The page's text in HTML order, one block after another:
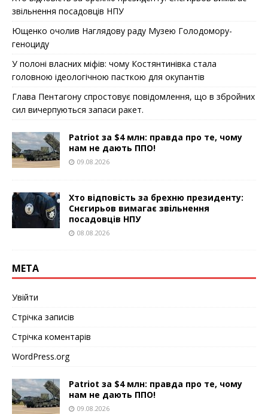
звільнення посадовців НПУ
Ющенко очолив Наглядову раду Музею Голодомору-
геноциду
У полоні власних міфів: чому Костянтинівка стала
головною ідеологічною пасткою для окупантів
Глава Пентагону спростовує повідомлення, що в збройних
сил вичерпуються запаси ракет.
Patriot за $4 млн: правда про те, чому
нам не дають ППО!
09.08.2026
Хто відповість за брехню президенту:
Снєгирьов вимагає звільнення
посадовців НПУ
08.08.2026
МЕТА
Увійти
Стрічка записів
Стрічка коментарів
WordPress.org
Patriot за $4 млн: правда про те, чому
нам не дають ППО!
09.08.2026